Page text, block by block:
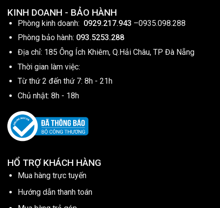
KINH DOANH - BẢO HÀNH
Phòng kinh doanh: 0929.217.943 –0935.098.288
Phòng bảo hành: 093.5253.288
Địa chỉ: 185 Ông Ích Khiêm, Q.Hải Châu, TP Đà Nẵng
Thời gian làm việc:
Từ thứ 2 đến thứ 7: 8h - 21h
Chủ nhật: 8h - 18h
HỔ TRỢ KHÁCH HÀNG
Mua hàng trực tuyến
Hướng dẫn thanh toán